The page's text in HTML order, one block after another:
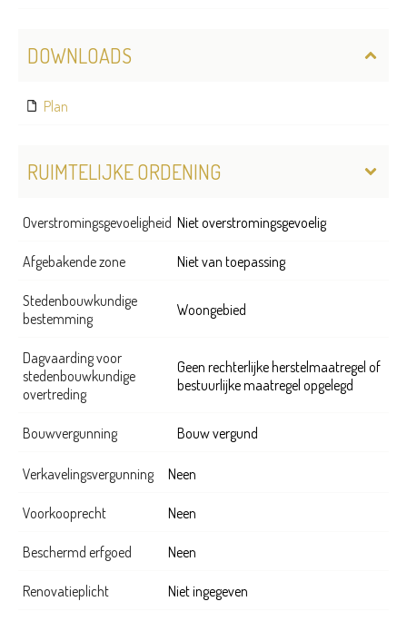
DOWNLOADS
Plan
RUIMTELIJKE ORDENING
Overstromingsgevoeligheid Niet overstromingsgevoelig
Afgebakende zone Niet van toepassing
Stedenbouwkundige
bestemming
Woongebied
Dagvaarding voor
stedenbouwkundige
overtreding
Geen rechterlijke herstelmaatregel of
bestuurlijke maatregel opgelegd
Bouwvergunning Bouw vergund
Verkavelingsvergunning Neen
Voorkooprecht Neen
Beschermd erfgoed Neen
Renovatieplicht Niet ingegeven